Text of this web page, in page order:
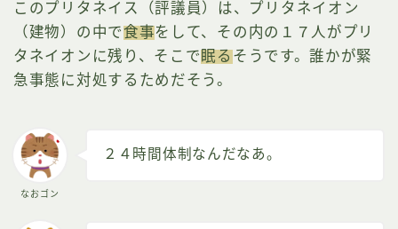
このプリタネイス（評議員）は、プリタネイオン
（建物）の中で食事をして、その内の１７人がプリ
タネイオンに残り、そこで 眠る そうです。誰かが緊
急事態に対処するためだそう。
なおゴン
２４時間体制なんだなあ。